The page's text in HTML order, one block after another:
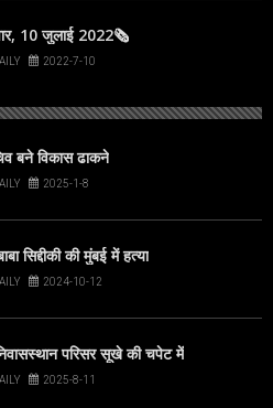
10 जुलाई 2022🗞
2022-7-10
बने विकास ढाकने
2025-1-8
सिद्दीकी की मुंबई में हत्या
2024-10-12
परिसर सूखे की चपेट में
2025-8-11